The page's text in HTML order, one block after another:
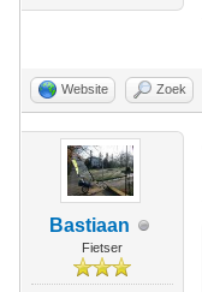
Website Zoek
Bastiaan
Fietser